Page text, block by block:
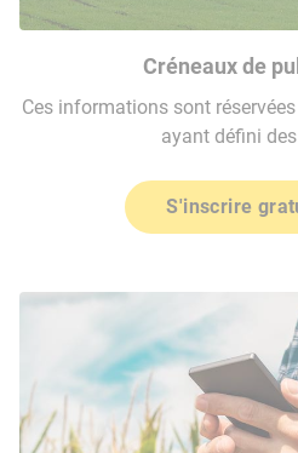
Créneaux de
Ces informations sont
ayant défini
S'inscrire